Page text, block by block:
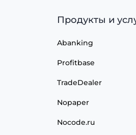
Продукты и
Abanking
Profitbase
TradeDealer
Nopaper
Nocode.ru